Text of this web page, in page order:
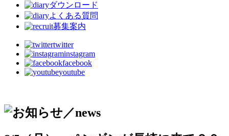
ダウンロード
よくある質問
募集案内
twitter
instagram
facebook
youtube